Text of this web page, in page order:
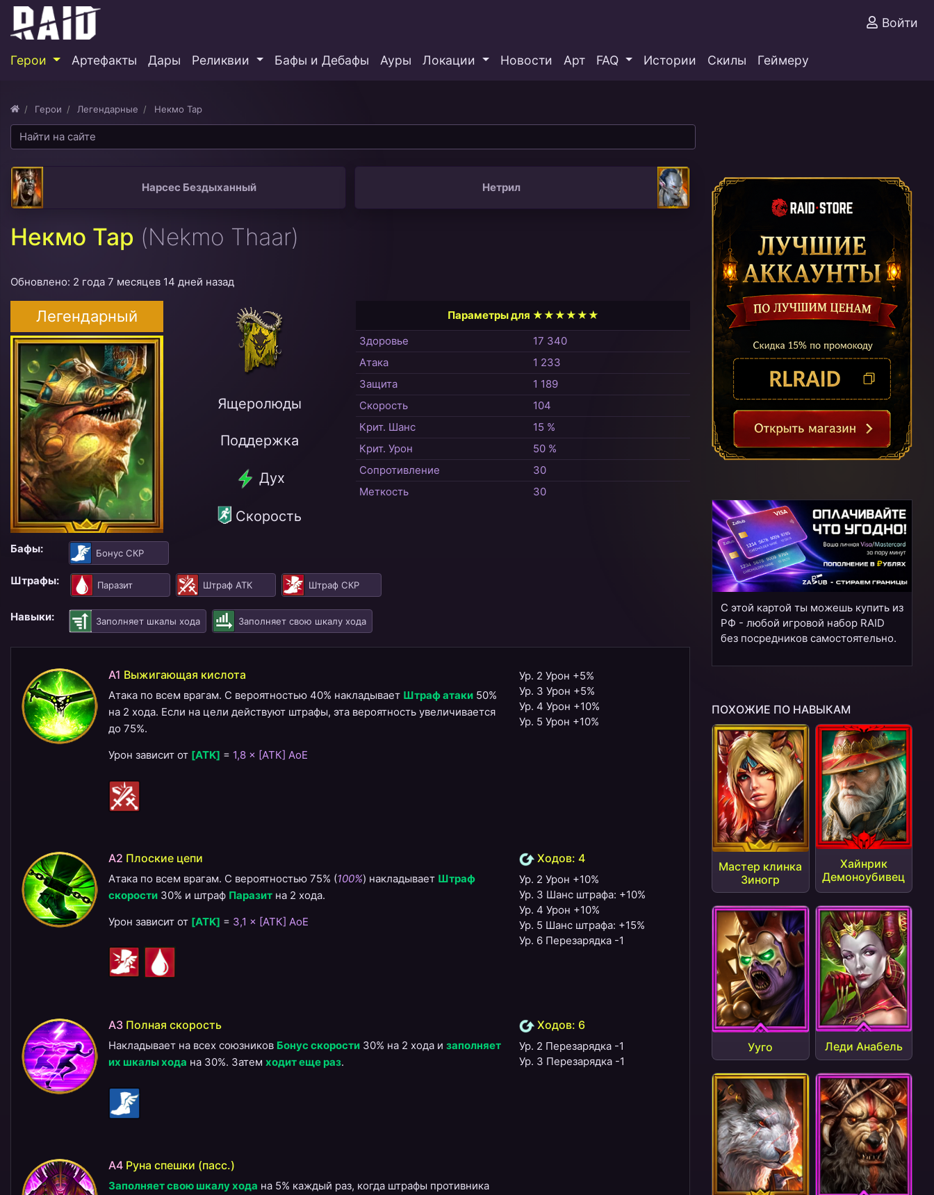
Войти
Герои Артефакты Дары Реликвии Бафы и Дебафы Ауры Локации Новости Арт FAQ Истории Скилы Геймеру
Герои Легендарные Некмо Тар
Нарсес Бездыханный Нетрил
Некмо Тар (Nekmo Thaar)
Обновлено: 2 года 7 месяцев 14 дней назад
Легендарный
Ящеролюды
Поддержка
Дух
Скорость
Параметры для ★★★★★★
Здоровье
17 340
Атака
1 233
Защита
1 189
Скорость
104
Крит. Шанс
15 %
Крит. Урон
50 %
Сопротивление
30
Меткость
30
Бафы: Бонус СКР
Штрафы: Паразит Штраф АТК Штраф СКР
Навыки: Заполняет шкалы хода Заполняет свою шкалу хода
A1 ​Выжигающая кислота
Атака по всем врагам. С вероятностью 40% накладывает Штраф атаки 50%
на 2 хода. Если на цели действуют штрафы, эта вероятность увеличивается
до 75%.
Урон зависит от [ATK] = 1,8 × [АТК] AoE
Ур. 2 Урон +5%
Ур. 3 Урон +5%
Ур. 4 Урон +10%
Ур. 5 Урон +10%
A2 ​Плоские цепи
Атака по всем врагам. С вероятностью 75% (100%) накладывает Штраф
скорости 30% и штраф Паразит на 2 хода.
Урон зависит от [ATK] = 3,1 × [АТК] AoE
Ходов: 4
Ур. 2 Урон +10%
Ур. 3 Шанс штрафа: +10%
Ур. 4 Урон +10%
Ур. 5 Шанс штрафа: +15%
Ур. 6 Перезарядка -1
A3 ​Полная скорость
Накладывает на всех союзников Бонус скорости 30% на 2 хода и заполняет
их шкалы хода на 30%. Затем ходит еще раз.
Ходов: 6
Ур. 2 Перезарядка -1
Ур. 3 Перезарядка -1
A4 ​Руна спешки (пасс.)
Заполняет свою шкалу хода на 5% каждый раз, когда штрафы противника
С этой картой ты можешь купить из
РФ - любой игровой набор RAID
без посредников самостоятельно.
ПОХОЖИЕ ПО НАВЫКАМ
Мастер клинка
Зиногр
Хайнрик
Демоноубивец
Ууго Леди Анабель